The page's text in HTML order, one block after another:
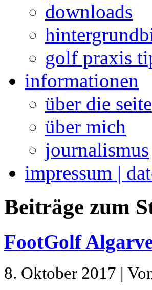
downloads
golf praxis
informationen
über die seite
über mich
journalismus
impressum |
Beiträge zum
FootGolf
8. Oktober 2017 |